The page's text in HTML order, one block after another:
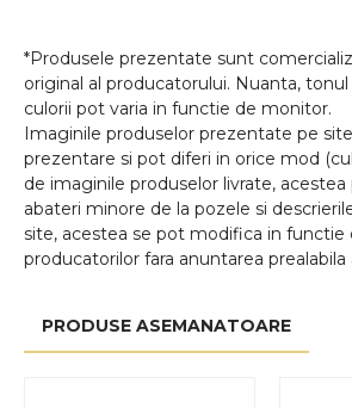
*Produsele prezentate sunt
original al producatorului. Nuanta,
culorii pot varia in functie de monitor.
Imaginile produselor prezentate pe
prezentare si pot diferi in orice mod
de imaginile produselor livrate,
abateri minore de la pozele si
site, acestea se pot modifica in functie
producatorilor fara anuntarea prealabila
PRODUSE ASEMANATOARE